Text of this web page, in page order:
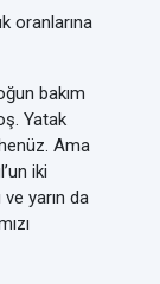
oranlarına
bakım
Yatak
Ama
iki
yarın da